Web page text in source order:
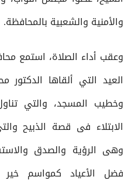
والأمنية والشعبية بالمحافظة.
وعقب أداء الصلاة، استمع
العيد التي ألقاها الدكتور
وخطيب المسجد، والتي
الابتلاء فى قصة الذبيح
وهى الرؤية والصدق
فضل الأعياد كمواسم